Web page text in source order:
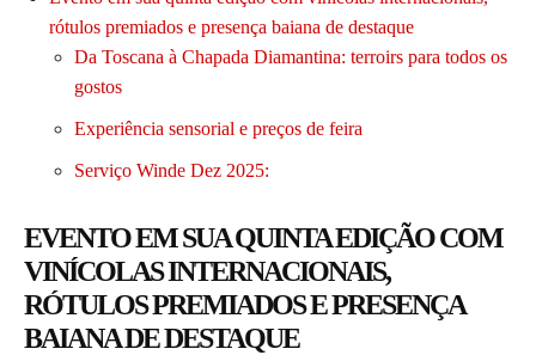
rótulos premiados e presença baiana de destaque
Da Toscana à Chapada Diamantina: terroirs para todos os
gostos
Experiência sensorial e preços de feira
Serviço Winde Dez 2025:
EVENTO EM SUA QUINTA EDIÇÃO COM
VINÍCOLAS INTERNACIONAIS,
RÓTULOS PREMIADOS E PRESENÇA
BAIANA DE DESTAQUE